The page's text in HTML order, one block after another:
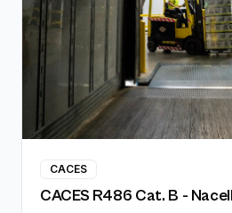
CACES
CACES R486 Cat. B -